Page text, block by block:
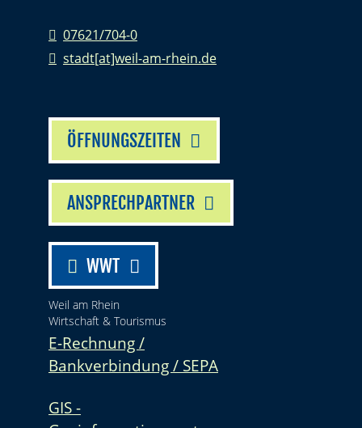
07621/704-0
stadt[at]weil-am-rhein.de
ÖFFNUNGSZEITEN
ANSPRECHPARTNER
WWT
Weil am Rhein
Wirtschaft & Tourismus
E-Rechnung /
Bankverbindung / SEPA
GIS -